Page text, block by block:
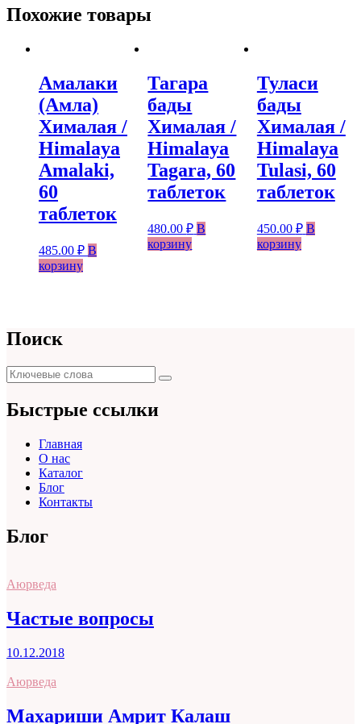
Похожие товары
Амалаки
(Амла)
Хималая /
Himalaya
Amalaki,
60
таблеток
485.00 ₽ В
корзину
Тагара
бады
Хималая /
Himalaya
Tagara, 60
таблеток
480.00₽ В
корзину
Туласи
бады
Хималая /
Himalaya
Tulasi, 60
таблеток
450.00 ₽ В
корзину
Поиск
Поиск
для:
Поиск
Быстрые ссылки
Главная
О нас
Каталог
Блог
Контакты
Блог
Аюрведа
Частые вопросы
10.12.2018
Аюрведа
Махариши Амрит Калаш